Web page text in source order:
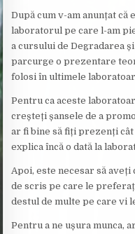
După cum v-am anunțat
laboratorul pe care l-am
a cursului de Degradarea
parcurge o prezentare
folosi în ultimele
Pentru ca aceste
creșteți șansele de a
ar fi bine să fiți prezenți
explica încă o dată la
Apoi, este necesar să
de scris pe care le
destul de multe pe care vi
Pentru a ne ușura munca,